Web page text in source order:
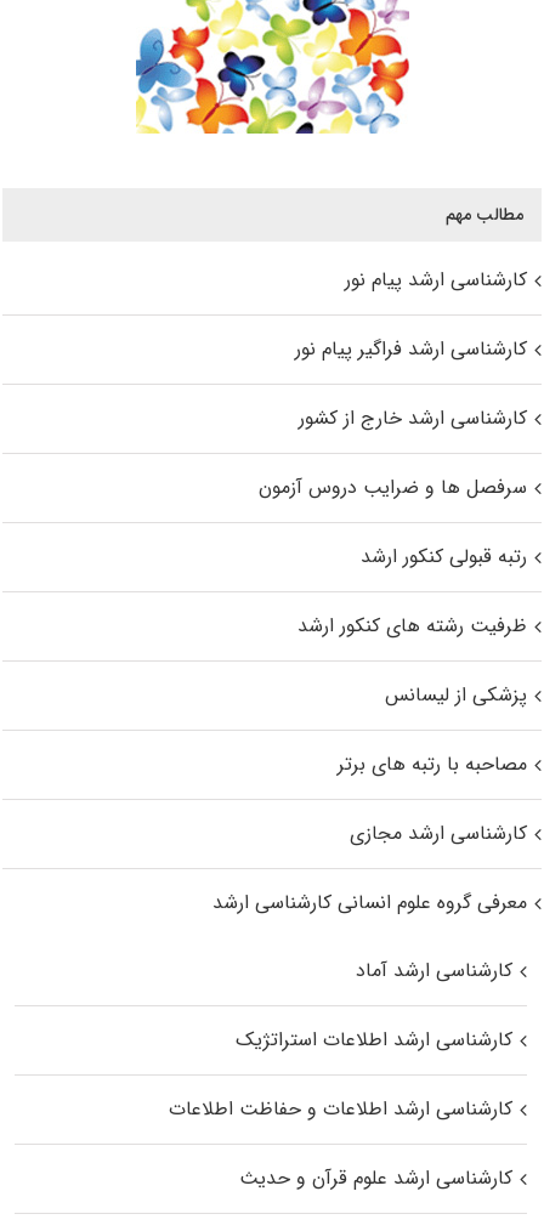
مطالب مهم
کارشناسی ارشد پیام نور
کارشناسی ارشد فراگیر پیام نور
کارشناسی ارشد خارج از کشور
سرفصل ها و ضرایب دروس آزمون
رتبه قبولی کنکور ارشد
ظرفیت رشته های کنکور ارشد
پزشکی از لیسانس
مصاحبه با رتبه های برتر
کارشناسی ارشد مجازی
معرفی گروه علوم انسانی کارشناسی ارشد
کارشناسی ارشد آماد
کارشناسی ارشد اطلاعات استراتژیک
کارشناسی ارشد اطلاعات و حفاظت اطلاعات
کارشناسی ارشد علوم قرآن و حدیث